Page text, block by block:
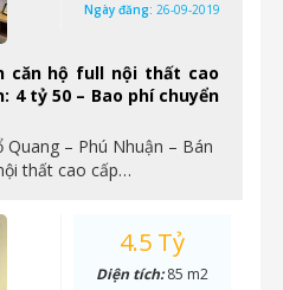
căn hộ full nội thất cao
4 tỷ 50 – Bao phí chuyển
– Phú Nhuận – Bán
thất cao cấp…
Ngày đăng: 26-09-2019
4.5 Tỷ
Diện tích:85 m2